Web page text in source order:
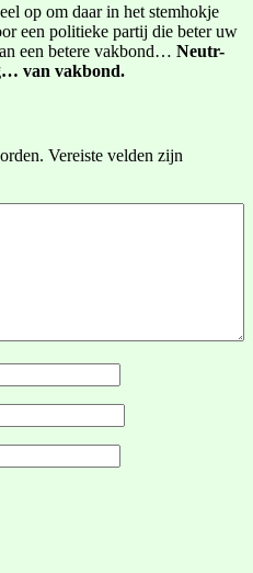
op om daar in het stemhokje
een politieke partij die beter uw
een betere vakbond… Neutr-
van vakbond.
Vereiste velden zijn